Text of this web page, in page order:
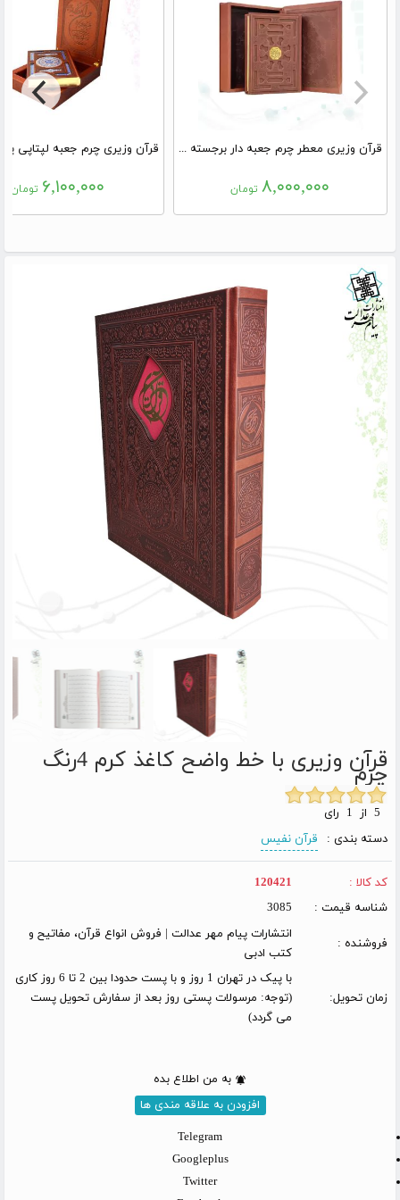
قرآن وزیری معطر چرم جعبه دار برجسته لیزری
۸,۰۰۰,۰۰۰تومان ۶,۱۰۰,۰۰۰ تومان
قرآن وزیری با خط واضح کاغذ کرم 4رنگ چرم
دسته بندی :
قرآن نفیس
کد کالا :
120421
شناسه قیمت :
3085
فروشنده :
انتشارات پیام مهر عدالت | فروش انواع قرآن، مفاتیح و
کتب ادبی
زمان تحویل:
با پیک در تهران 1 روز و با پست حدودا بین 2 تا 6 روز کاری
(توجه: مرسولات پستی روز بعد از سفارش تحویل پست
می گردد)
به من اطلاع بده
افزودن به علاقه مندی ها
Telegram
Googleplus
Twitter